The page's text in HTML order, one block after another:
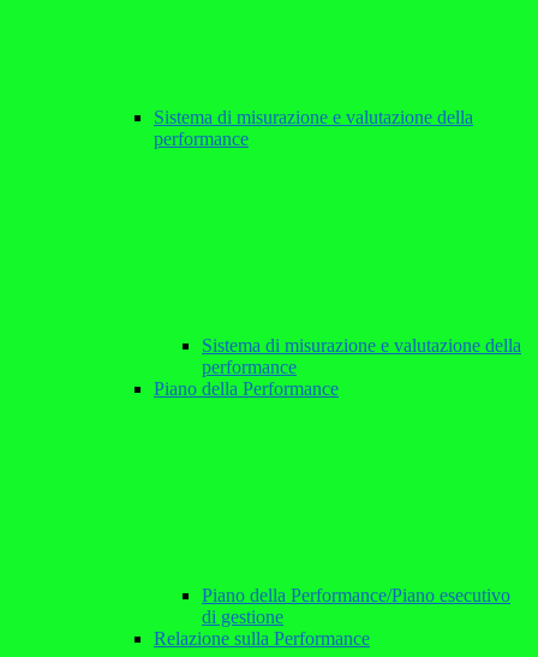
Sistema di misurazione e valutazione della
performance
Sistema di misurazione e valutazione della
performance
Piano della Performance
Piano della Performance/Piano esecutivo
di gestione
Relazione sulla Performance